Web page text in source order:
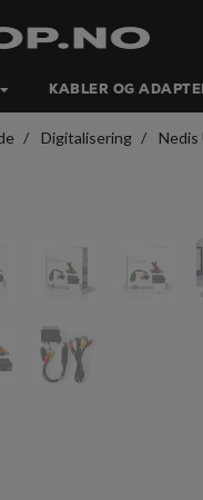
KABLER OG
Digitalisering Nedis